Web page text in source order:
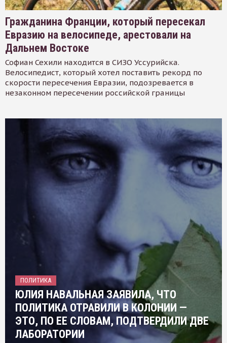
Гражданина Франции, который пересекал
Евразию на велосипеде, арестовали на
Дальнем Востоке
Софиан Сехили находится в СИЗО Уссурийска.
Велосипедист, который хотел поставить рекорд по
скорости пересечения Евразии, подозревается в
незаконном пересечении российской границы
ПОЛИТИКА
ЮЛИЯ НАВАЛЬНАЯ ЗАЯВИЛА, ЧТО
ПОЛИТИКА ОТРАВИЛИ В КОЛОНИИ —
ЭТО, ПО ЕЕ СЛОВАМ, ПОДТВЕРДИЛИ ДВЕ
ЛАБОРАТОРИИ